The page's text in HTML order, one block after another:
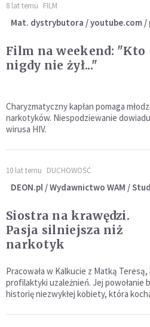
8 lat temu FILM
Mat. dystrybutora / youtube.com /
Film na weekend: "Kto
nigdy nie żył..."
Charyzmatyczny kapłan pomaga
narkotyków. Niespodziewanie
wirusa HIV.
10 lat temu DUCHOWOŚĆ
DEON.pl / Wydawnictwo WAM /
Siostra na krawędzi.
Pasja silniejsza niż
narkotyk
Pracowała w Kalkucie z Matką
profilaktyki uzależnień. Jej powołanie
historię niezwykłej kobiety, która